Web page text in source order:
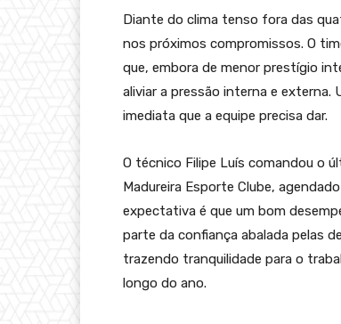
Diante do clima tenso fora das
nos próximos compromissos. O
que, embora de menor prestígio
aliviar a pressão interna e
imediata que a equipe precisa dar.
O técnico Filipe Luís comandou o
Madureira Esporte Clube,
expectativa é que um bom
parte da confiança abalada pelas
trazendo tranquilidade para o
longo do ano.